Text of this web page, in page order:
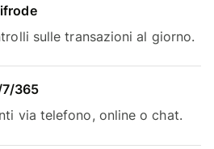
sulle transazioni al giorno.
365
via telefono, online o chat.